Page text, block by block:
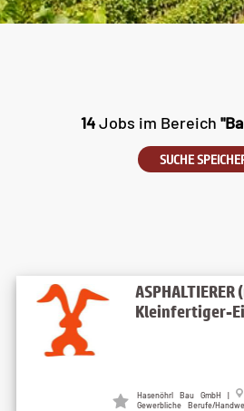
14Jobs im Bereich
SUCHE
Kleinfertiger-
Hasenöhrl Bau GmbH |
Gewerbliche Berufe/